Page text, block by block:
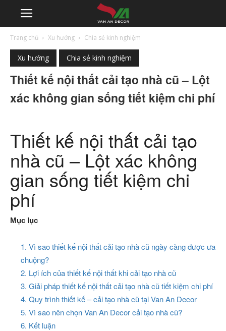
Trang chủ Xu hướng Chia sẻ kinh nghiệm
Xu hướng Chia sẻ kinh nghiệm
Thiết kế nội thất cải tạo nhà cũ – Lột
xác không gian sống tiết kiệm chi phí
Thiết kế nội thất cải tạo
nhà cũ – Lột xác không
gian sống tiết kiệm chi
phí
Mục lục
1. Vì sao thiết kế nội thất cải tạo nhà cũ ngày càng được ưa
chuộng?
2. Lợi ích của thiết kế nội thất khi cải tạo nhà cũ
3. Giải pháp thiết kế nội thất cải tạo nhà cũ tiết kiệm chi phí
4. Quy trình thiết kế – cải tạo nhà cũ tại Van An Decor
5. Vì sao nên chọn Van An Decor cải tạo nhà cũ?
6. Kết luận